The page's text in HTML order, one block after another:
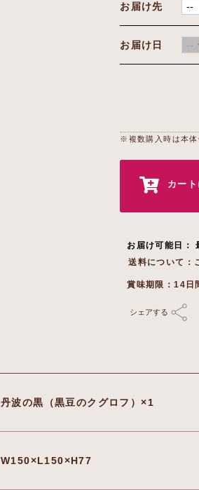
お届け先
お届け日
※複数購入時は本体
カー
お届け可能日：
送料について
賞味期限：14日
シェアする
丹波の黒（黒豆のクグロフ）×1
W150×L150×H77